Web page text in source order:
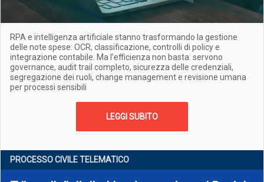
RPA e intelligenza artificiale stanno trasformando la gestione
delle note spese: OCR, classificazione, controlli di policy e
integrazione contabile. Ma l’efficienza non basta: servono
governance, audit trail completo, sicurezza delle credenziali,
segregazione dei ruoli, change management e revisione umana
per processi sensibili
LEGGI SUBITO
PROCESSO CIVILE TELEMATICO